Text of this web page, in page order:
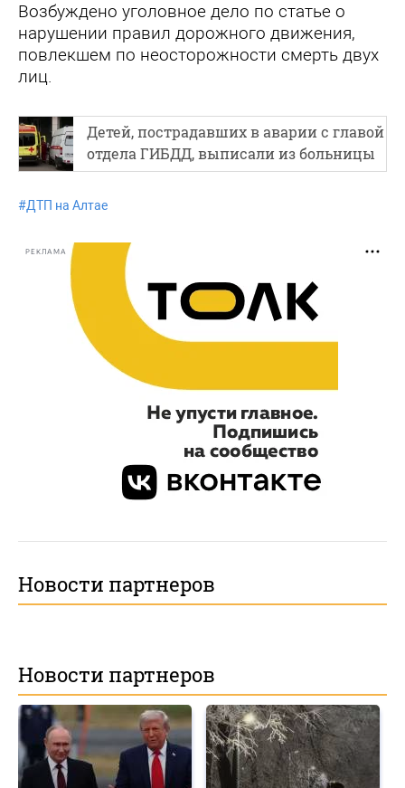
Возбуждено уголовное дело по статье о
нарушении правил дорожного движения,
повлекшем по неосторожности смерть двух
лиц.
Детей, пострадавших в аварии с главой
отдела ГИБДД, выписали из больницы
#ДТП на Алтае
РЕКЛАМА
Новости партнеров
Новости партнеров